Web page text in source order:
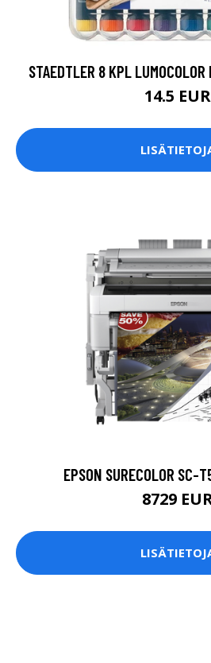
STAEDTLER 8 KPL LUMOCOLOR
14.5 EUR
EPSON SURECOLOR SC-
8729